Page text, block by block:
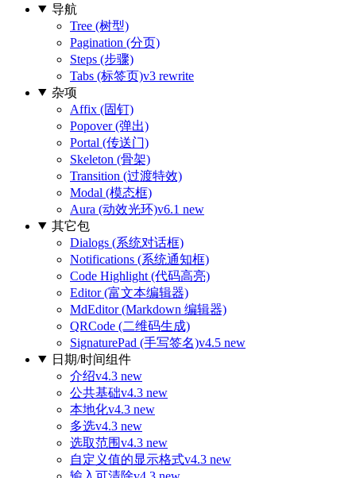
导航
Tree (树型)
Pagination (分页)
Steps (步骤)
Tabs (标签页)v3 rewrite
杂项
Affix (固钉)
Popover (弹出)
Portal (传送门)
Skeleton (骨架)
Transition (过渡特效)
Modal (模态框)
Aura (动效光环)v6.1 new
其它包
Dialogs (系统对话框)
Notifications (系统通知框)
Code Highlight (代码高亮)
Editor (富文本编辑器)
MdEditor (Markdown 编辑器)
QRCode (二维码生成)
SignaturePad (手写签名)v4.5 new
日期/时间组件
介绍v4.3 new
公共基础v4.3 new
本地化v4.3 new
多选v4.3 new
选取范围v4.3 new
自定义值的显示格式v4.3 new